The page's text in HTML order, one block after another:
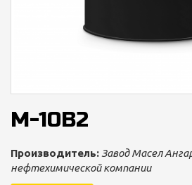
М-10В2
Производитель: Завод Масел
нефтехимической компании